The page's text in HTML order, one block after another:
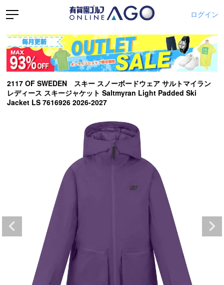
ログイン
2117 OF SWEDEN スキー スノーボードウェア サルトマイラン
レディース スキージャケット Saltmyran Light Padded Ski
Jacket LS 7616926 2026-2027